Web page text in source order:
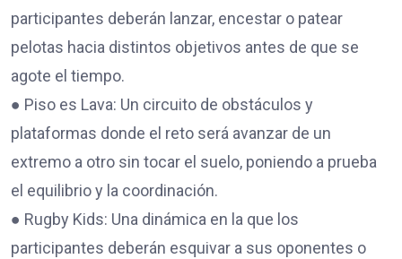
participantes deberán lanzar, encestar o patear
pelotas hacia distintos objetivos antes de que se
agote el tiempo.
● Piso es Lava: Un circuito de obstáculos y
plataformas donde el reto será avanzar de un
extremo a otro sin tocar el suelo, poniendo a prueba
el equilibrio y la coordinación.
● Rugby Kids: Una dinámica en la que los
participantes deberán esquivar a sus oponentes o